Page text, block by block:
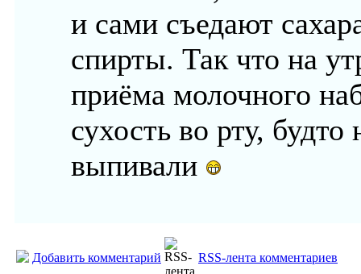
и сами съедают
спирты. Так что на
приёма молочного
сухость во рту, будто
выпивали
Добавить комментарий RSS-лента комментариев